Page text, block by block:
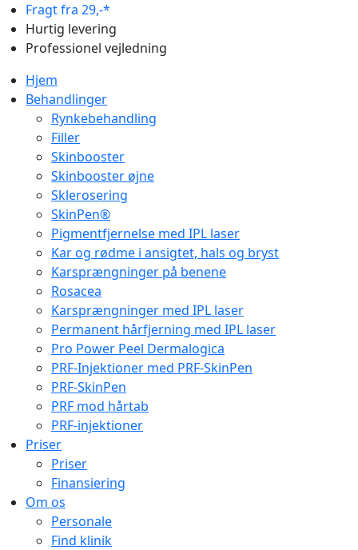
Fragt fra 29,-*
Hurtig levering
Professionel vejledning
Hjem
Behandlinger
Rynkebehandling
Filler
Skinbooster
Skinbooster øjne
Sklerosering
SkinPen®
Pigmentfjernelse med IPL laser
Kar og rødme i ansigtet, hals og bryst
Karsprængninger på benene
Rosacea
Karsprængninger med IPL laser
Permanent hårfjerning med IPL laser
Pro Power Peel Dermalogica
PRF-Injektioner med PRF-SkinPen
PRF-SkinPen
PRF mod hårtab
PRF-injektioner
Priser
Priser
Finansiering
Om os
Personale
Find klinik